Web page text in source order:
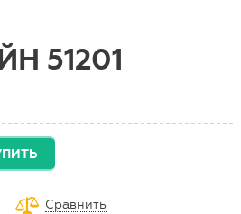
51201
Сравнить